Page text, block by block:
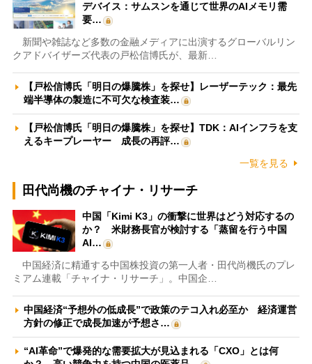
デバイス：サムスンを通じて世界のAIメモリ需
要…
新聞や雑誌など多数の金融メディアに出演するグローバルリン
クアドバイザーズ代表の戸松信博氏が、最新…
【戸松信博氏「明日の爆騰株」を探せ】レーザーテック：最先
端半導体の製造に不可欠な検査装…
【戸松信博氏「明日の爆騰株」を探せ】TDK：AIインフラを支
えるキープレーヤー 成長の再評…
一覧を見る
田代尚機のチャイナ・リサーチ
中国「Kimi K3」の衝撃に世界はどう対応するの
か？ 米財務長官が検討する「蒸留を行う中国
AI…
中国経済に精通する中国株投資の第一人者・田代尚機氏のプレ
ミアム連載「チャイナ・リサーチ」。中国企…
中国経済“予想外の低成長”で政策のテコ入れ必至か 経済運営
方針の修正で成長加速が予想さ…
“AI革命”で爆発的な需要拡大が見込まれる「CXO」とは何